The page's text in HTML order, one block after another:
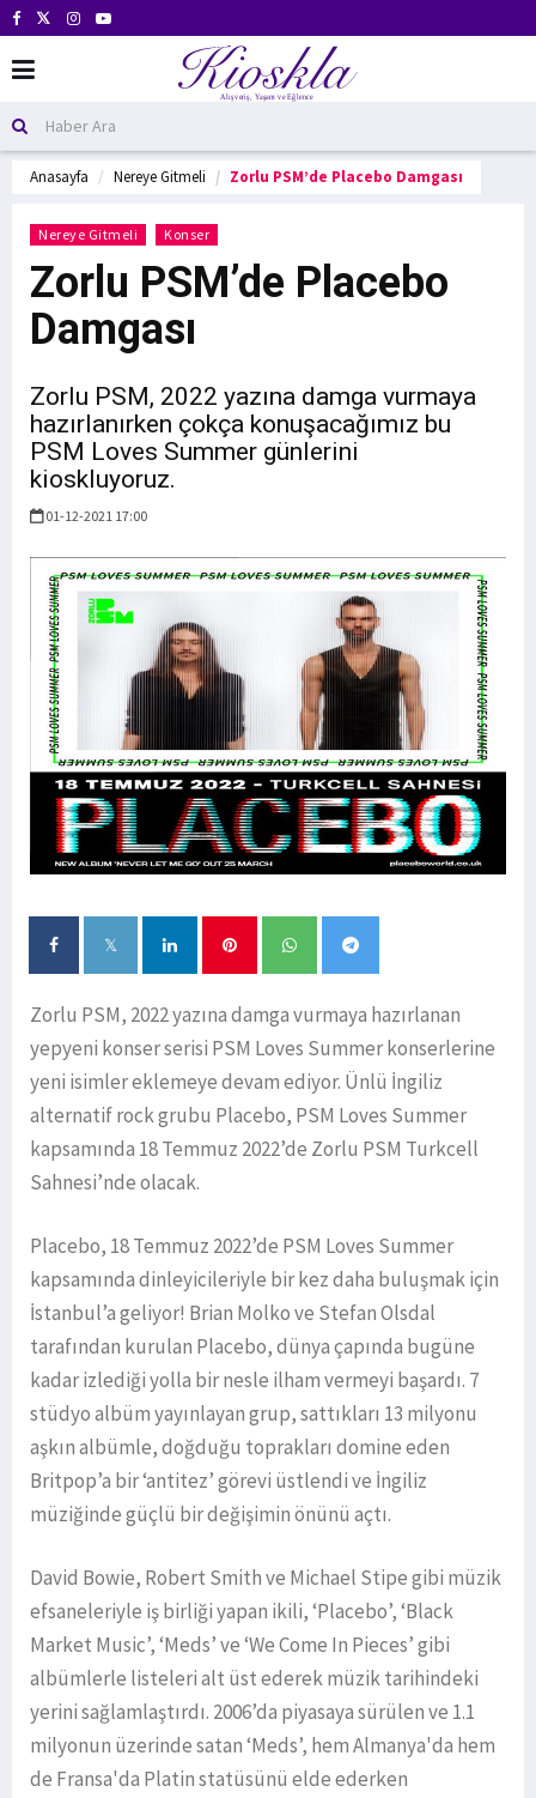
Anasayfa Nereye Gitmeli Zorlu PSM’de Placebo Damgası
Nereye Gitmeli Konser
Zorlu PSM’de Placebo
Damgası
Zorlu PSM, 2022 yazına damga vurmaya
hazırlanırken çokça konuşacağımız bu
PSM Loves Summer günlerini
kioskluyoruz.
01-12-2021 17:00
Zorlu PSM, 2022 yazına damga vurmaya hazırlanan
yepyeni konser serisi PSM Loves Summer konserlerine
yeni isimler eklemeye devam ediyor. Ünlü İngiliz
alternatif rock grubu Placebo, PSM Loves Summer
kapsamında 18 Temmuz 2022’de Zorlu PSM Turkcell
Sahnesi’nde olacak.
Placebo, 18 Temmuz 2022’de PSM Loves Summer
kapsamında dinleyicileriyle bir kez daha buluşmak için
İstanbul’a geliyor! Brian Molko ve Stefan Olsdal
tarafından kurulan Placebo, dünya çapında bugüne
kadar izlediği yolla bir nesle ilham vermeyi başardı. 7
stüdyo albüm yayınlayan grup, sattıkları 13 milyonu
aşkın albümle, doğduğu toprakları domine eden
Britpop’a bir ‘antitez’ görevi üstlendi ve İngiliz
müziğinde güçlü bir değişimin önünü açtı.
David Bowie, Robert Smith ve Michael Stipe gibi müzik
efsaneleriyle iş birliği yapan ikili, ‘Placebo’, ‘Black
Market Music’, ‘Meds’ ve ‘We Come In Pieces’ gibi
albümlerle listeleri alt üst ederek müzik tarihindeki
yerini sağlamlaştırdı. 2006’da piyasaya sürülen ve 1.1
milyonun üzerinde satan ‘Meds’, hem Almanya'da hem
de Fransa'da Platin statüsünü elde ederken